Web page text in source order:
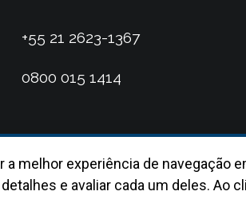
+55 21 2623-1367
0800 015 1414
a melhor experiência de navegação
e avaliar cada um deles. Ao